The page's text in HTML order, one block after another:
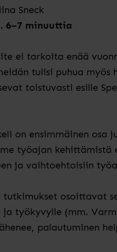
Sneck
6–7 minuuttia
ei tarkoita enää
tulisi puhua myös
toistuvasti esille
on ensimmäinen osa
työajan kehittämistä
ja vaihtoehtoisiin
tutkimukset osoittavat
ja työkyvylle (mm.
palautuminen